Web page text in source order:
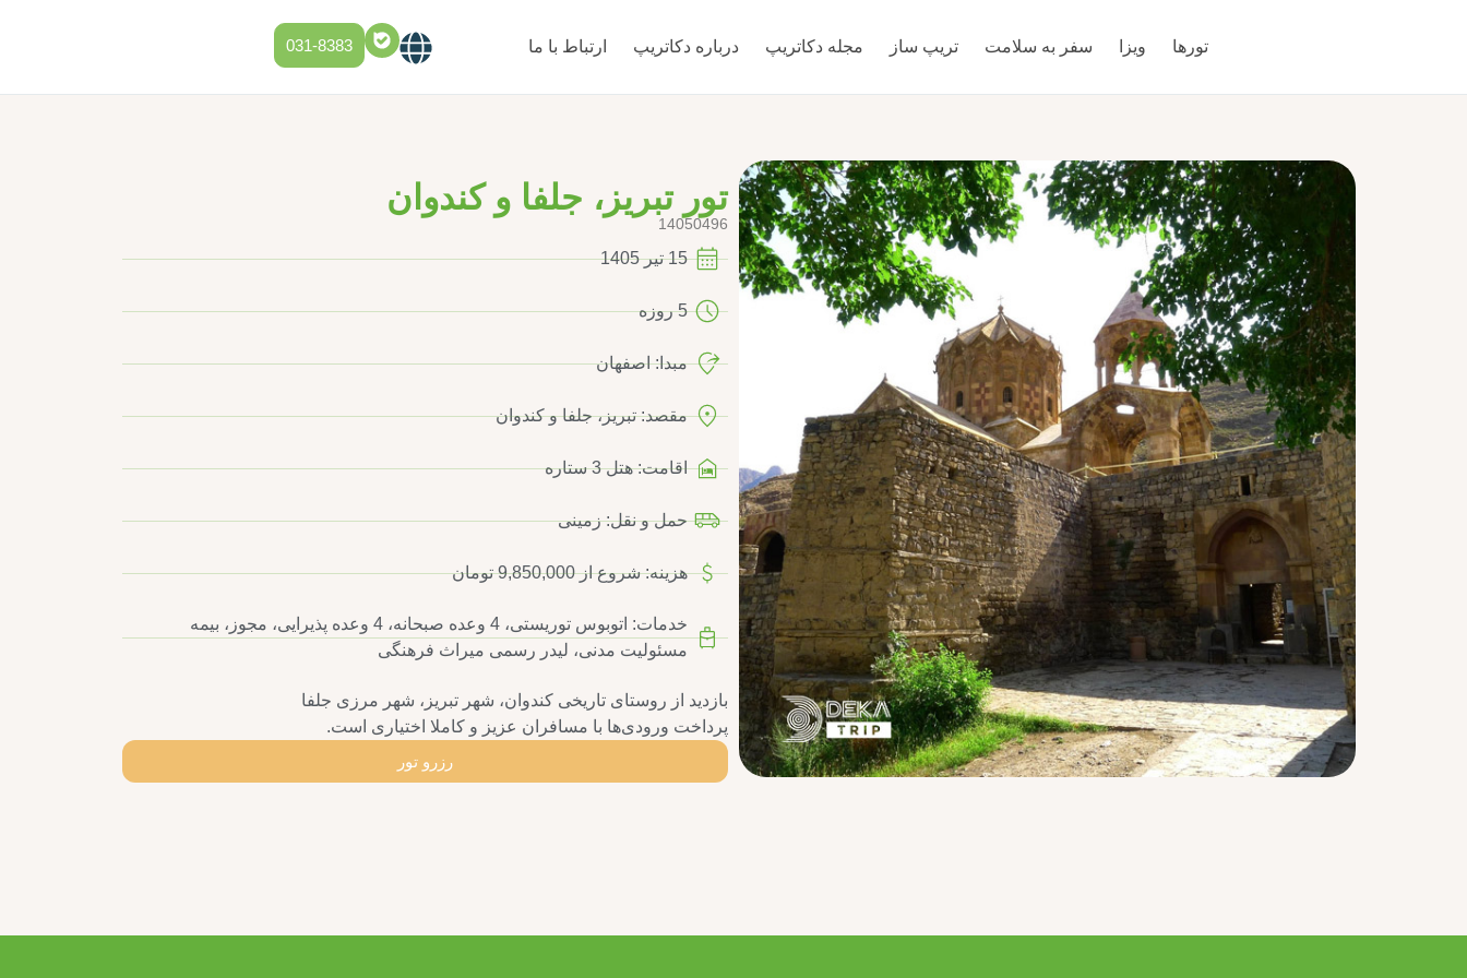
تورها ویزا سفر به سلامت تریپ‌ ساز مجله دکاتریپ درباره دکاتریپ ارتباط با ما 031-8383
تور تبریز، جلفا و کندوان
14050496
15 تیر 1405
5 روزه
مبدا: اصفهان
مقصد: تبریز، جلفا و کندوان
اقامت: هتل 3 ستاره
حمل و نقل: زمینی
هزینه: شروع از 9,850,000 تومان
خدمات: اتوبوس توریستی، 4 وعده صبحانه، 4 وعده پذیرایی، مجوز، بیمه
مسئولیت مدنی، لیدر رسمی میراث فرهنگی
بازدید از روستای تاریخی کندوان، شهر تبریز، شهر مرزی جلفا
پرداخت ورودی‌ها با مسافران عزیز و کاملا اختیاری است.
رزرو تور